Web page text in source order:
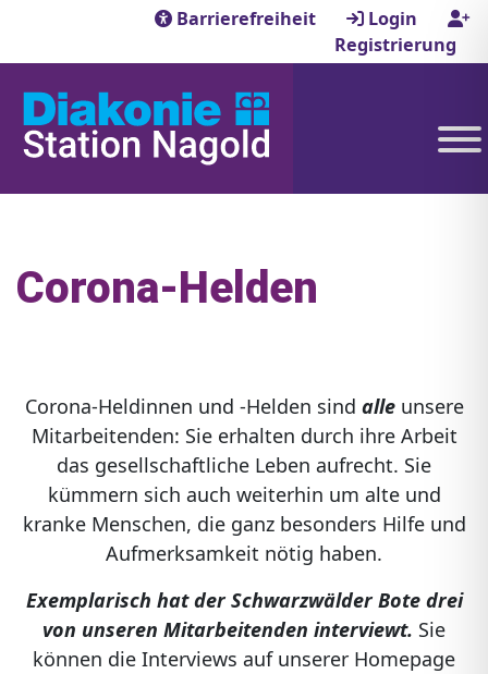
Barrierefreiheit
Login
Registrierung
Corona-Helden
Corona-Heldinnen und -Helden sind alle unsere
Mitarbeitenden: Sie erhalten durch ihre Arbeit
das gesellschaftliche Leben aufrecht. Sie
kümmern sich auch weiterhin um alte und
kranke Menschen, die ganz besonders Hilfe und
Aufmerksamkeit nötig haben.
Exemplarisch hat der Schwarzwälder Bote drei
von unseren Mitarbeitenden interviewt. Sie
können die Interviews auf unserer Homepage